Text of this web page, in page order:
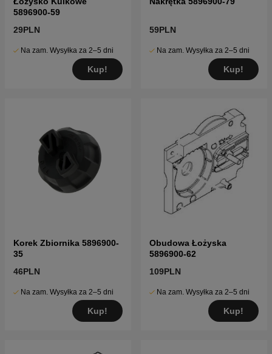
5896900-59
29PLN
Na zam. Wysyłka za 2–5 dni
Kup!
59PLN
Na zam. Wysyłka za 2–5 dni
Kup!
Korek Zbiornika 5896900-
35
46PLN
Na zam. Wysyłka za 2–5 dni
Kup!
Obudowa Łożyska
5896900-62
109PLN
Na zam. Wysyłka za 2–5 dni
Kup!